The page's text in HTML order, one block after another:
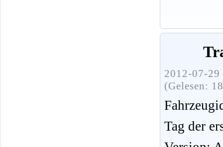
2012-07-
(Gelesen:
Tag der